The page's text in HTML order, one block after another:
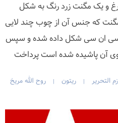
و یک مگنت زرد رنگ به شکل
که جنس آن از چوب چند لایی
سی ان سی شکل داده شده و سپس
التحریر | ریتون | روح الله مریخ